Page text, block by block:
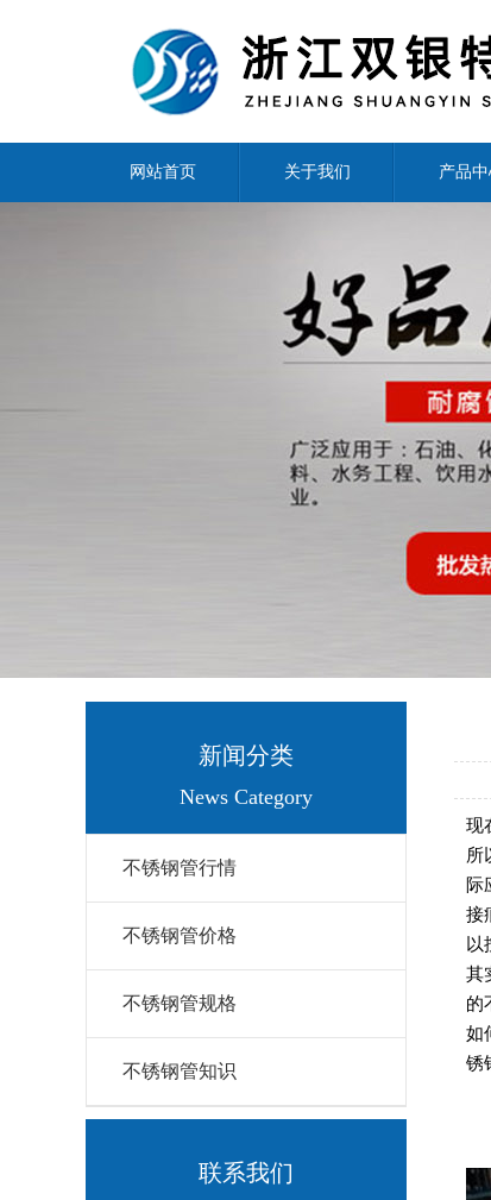
网站首页 关于我们 产品
新闻分类
News Category
不锈钢管行情
不锈钢管价格
不锈钢管规格
不锈钢管知识
联系我们
现
所
际
接
以
其
的
如
锈